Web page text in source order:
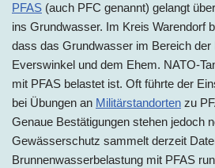
PFAS (auch PFC genannt) gelangt
ins Grundwasser. Im Kreis Warendorf
dass das Grundwasser im Bereich
Everswinkel und dem Ehem. NATO-
mit PFAS belastet ist. Oft führte der
bei Übungen an Militärstandorten zu
Genaue Bestätigungen stehen jedoch
Gewässerschutz sammelt derzeit
Brunnenwasserbelastung mit PFAS